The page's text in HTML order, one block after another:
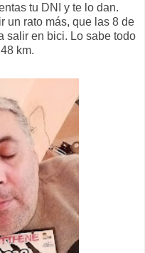
tu DNI y te lo dan.
un rato más, que las 8 de
salir en bici. Lo sabe todo
km.